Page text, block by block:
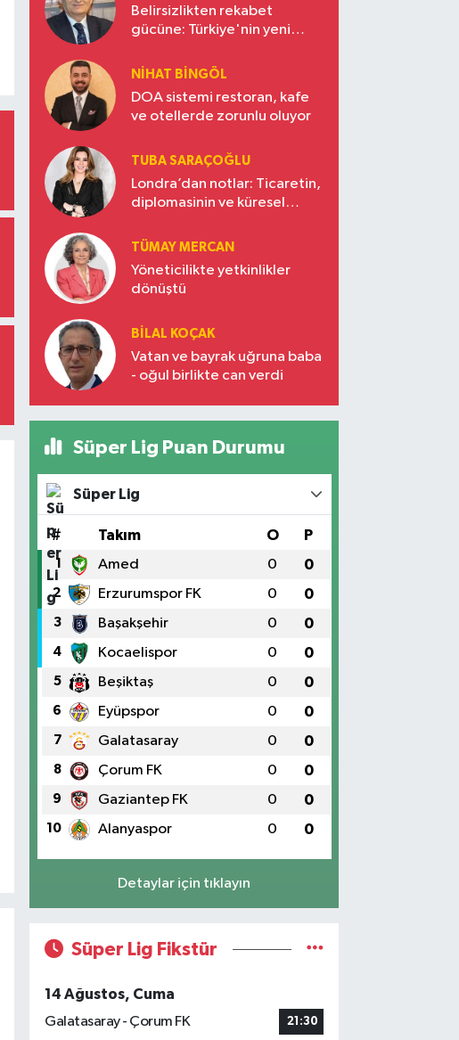
Belirsizlikten rekabet
gücüne: Türkiye'nin yeni
NIHAT BINGÖL
DOA sistemi restoran, kafe
ve otellerde zorunlu oluyor
TUBA SARAÇOĞLU
Londra’dan notlar: Ticaretin,
diplomasinin ve küresel
Türkiye’nin yükselen gücü
TÜMAY MERCAN
Yöneticilikte yetkinlikler
dönüştü
BILAL KOÇAK
Vatan ve bayrak uğruna baba
- oğul birlikte can verdi
Süper Lig Puan Durumu
Süper Lig
# Takım O P
1 Amed 0 0
2 Erzurumspor FK 0 0
3 Başakşehir 0 0
4 Kocaelispor 0 0
5 Beşiktaş 0 0
6 Eyüpspor 0 0
7 Galatasaray 0 0
8 Çorum FK 0 0
9 Gaziantep FK 0 0
10 Alanyaspor 0 0
Detaylar için tıklayın
Süper Lig Fikstür
14 Ağustos, Cuma
Galatasaray - Çorum FK
21:30